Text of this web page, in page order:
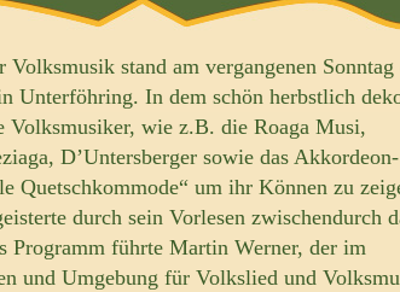
Volksmusik stand am vergangenen Sonntag
Unterföhring. In dem schön herbstlich
Volksmusiker, wie z.B. die Roaga Musi,
D’Untersberger sowie das Akkordeon-
Quetschkommode“ um ihr Können zu
durch sein Vorlesen zwischendurch
Programm führte Martin Werner, der im
und Umgebung für Volkslied und